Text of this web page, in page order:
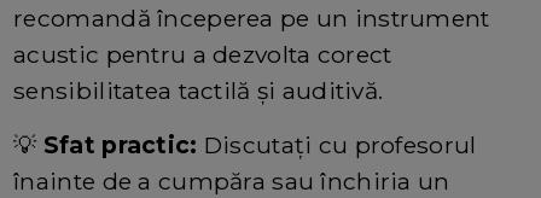
recomandă începerea pe un instrument
acustic pentru a dezvolta corect
sensibilitatea tactilă și auditivă.
💡 Sfat practic: Discutați cu profesorul
înainte de a cumpăra sau închiria un